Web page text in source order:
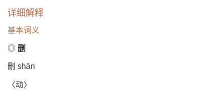
详细解释
基本词义
◎删
刪 shān
〈动〉